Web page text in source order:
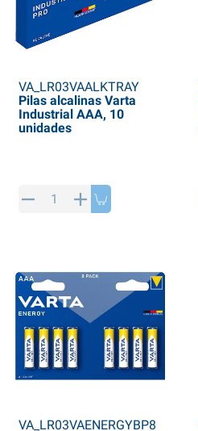
VA_LR03VAALKTRAY
Pilas alcalinas Varta
Industrial AAA, 10
unidades
VA_LR03VAENERGYBP8